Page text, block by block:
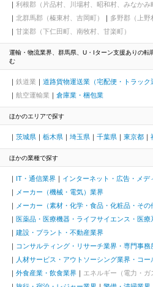
利根郡（片品村、川場村、昭和村、みなかみ
北群馬郡（榛東村、吉岡町）
多野郡（上野
甘楽郡（下仁田町、南牧村、甘楽町）
運輸・物流業界、群馬県、U・Iターン支援ありの転
む
鉄道業 道路貨物運送業（宅配便・トラック
航空運輸業
倉庫業・梱包業
ほかのエリアで探す
茨城県 栃木県 埼玉県 千葉県 東京都
ほかの業種で探す
IT・通信業界
インターネット・広告・メデ
メーカー（機械・電気）業界
メーカー（素材・化学・食品・化粧品・その
医薬品・医療機器・ライフサイエンス・医療
建設・プラント・不動産業界
コンサルティング・リサーチ業界・専門事務
人材サービス・アウトソーシング業界・コー
外食産業・飲食業界
エネルギー（電力・